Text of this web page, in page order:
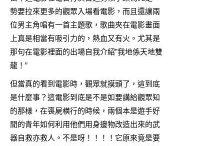
勢要拉來更多的觀眾入場看電影，而且還讓兩
位男主角唱有一首主題歌，歌曲夾在電影畫面
上真是相當有吸引力的，熱血又有火。尤其是
那句在電影裡面的出場自我介紹”我地係天地雙
龍！”
但當真的看到電影時，觀眾就摸頭了，這到底
是什麼事？這電影到底是不是如要講給觀眾知
的那樣，在喪屍橫行的時候，兩個本是遊手好
閒的青年如何利用他們用身邊物改造出來的武
器自救亦救人。不是呀！！！！它原來竟是要